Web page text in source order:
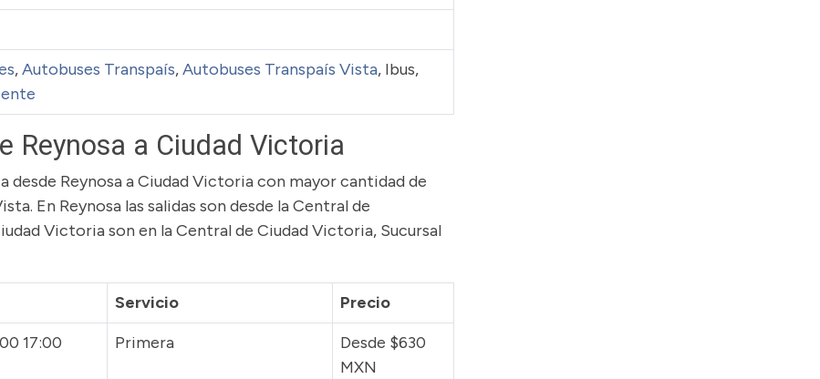
,Autobuses Transpaís,Autobuses Transpaís Vista, Ibus,
Reynosa a Ciudad Victoria
desde Reynosa a Ciudad Victoria con mayor cantidad de
En Reynosa las salidas son desde la Central de
Victoria son en la Central de Ciudad Victoria, Sucursal
Servicio
Precio
17:00
Primera
Desde $630
MXN